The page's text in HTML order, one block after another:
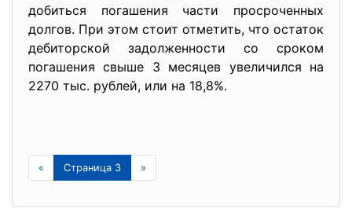
добиться погашения части просроченных
долгов. При этом стоит отметить, что остаток
дебиторской задолженности со сроком
погашения свыше 3 месяцев увеличился на
2270 тыс. рублей, или на 18,8%.
« Страница 3 »